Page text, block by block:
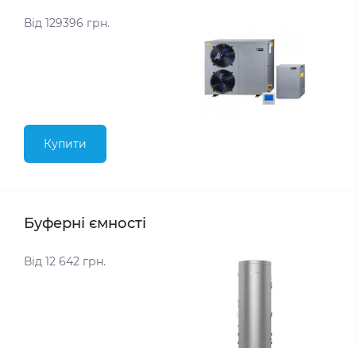
Від 129396 грн.
Купити
Буферні ємності
Від 12 642 грн.